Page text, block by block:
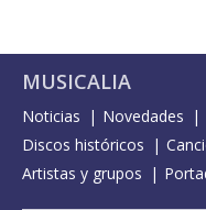
MUSICALIA
Noticias Novedades
Discos históricos
Artistas y grupos